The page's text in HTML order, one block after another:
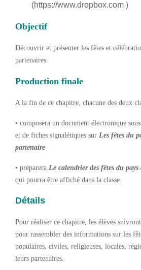
(https://www.dropbox.com )
Objectif
Découvrir et présenter les fêtes et
partenaires.
Production finale
A la fin de ce chapitre, chacune des deux
• composera un document électronique
et de fiches signalétiques sur Les fêtes du
partenaire
• préparera Le calendrier des fêtes du
qui pourra être affiché dans la classe.
Détails
Pour réaliser ce chapitre, les élèves
pour rassembler des informations sur les
populaires, civiles, religieuses, locales,
leurs partenaires.